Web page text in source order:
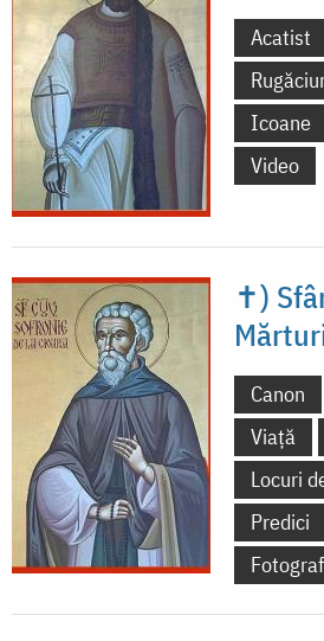
Acatist
Icoane
Video
✝)
Canon
Viață
Locuri
Predici